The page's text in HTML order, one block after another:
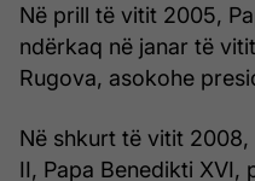
Në prill të vitit 2005,
ndërkaq në janar të
Rugova, asokohe
Në shkurt të vitit 2008,
II, Papa Benedikti XVI,